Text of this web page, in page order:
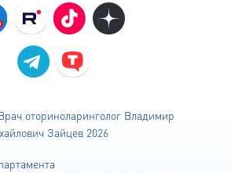
оториноларинголог Владимир
Зайцев 2026